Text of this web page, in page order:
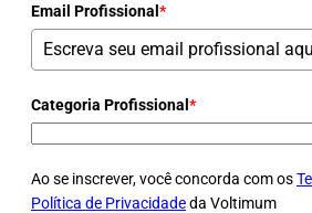
Email Profissional *
Categoria Profissional *
Ao se inscrever, você concorda com os
Política de Privacidadeda Voltimum